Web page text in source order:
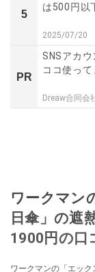
5
は500円以
2025/07/20
PR
SNSアカ
ココ使って
Dreaw合同会
ワークマン
日傘」の遮
1900円の口
ワークマンの「エッ